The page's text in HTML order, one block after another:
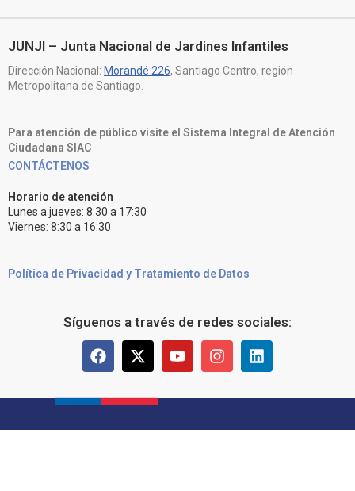
JUNJI – Junta Nacional de Jardines Infantiles
Dirección Nacional: Morandé 226, Santiago Centro, región
Metropolitana de Santiago.
Para atención de público visite el Sistema Integral de Atención
Ciudadana SIAC
CONTÁCTENOS
Horario de atención
Lunes a jueves: 8:30 a 17:30
Viernes: 8:30 a 16:30
Política de Privacidad y Tratamiento de Datos
Síguenos a través de redes sociales: